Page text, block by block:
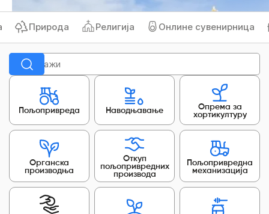
Природа Религија Онлине сувенирница
Пољопривреда Наводњавање
Опрема за
хортикултуру
Органска
производња
Откуп
пољопривредних
производа
Пољопривредна
механизација